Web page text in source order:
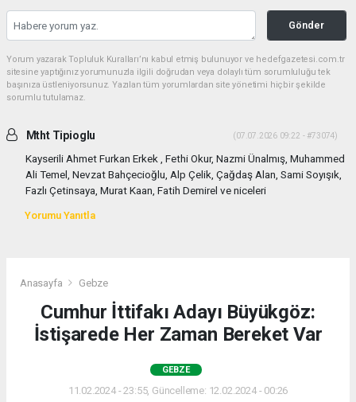
Gönder
Yorum yazarak Topluluk Kuralları’nı kabul etmiş bulunuyor ve hedefgazetesi.com.tr
sitesine yaptığınız yorumunuzla ilgili doğrudan veya dolaylı tüm sorumluluğu tek
başınıza üstleniyorsunuz. Yazılan tüm yorumlardan site yönetimi hiçbir şekilde
sorumlu tutulamaz.
Mtht Tipioglu (07.07.2026 09:22 - #73074)
Kayserili Ahmet Furkan Erkek , Fethi Okur, Nazmi Ünalmış, Muhammed
Ali Temel, Nevzat Bahçecioğlu, Alp Çelik, Çağdaş Alan, Sami Soyışık,
Fazlı Çetinsaya, Murat Kaan, Fatih Demirel ve niceleri
Yorumu Yanıtla
Anasayfa Gebze
Cumhur İttifakı Adayı Büyükgöz:
İstişarede Her Zaman Bereket Var
GEBZE
11.02.2024 - 23:55, Güncelleme: 12.02.2024 - 00:26